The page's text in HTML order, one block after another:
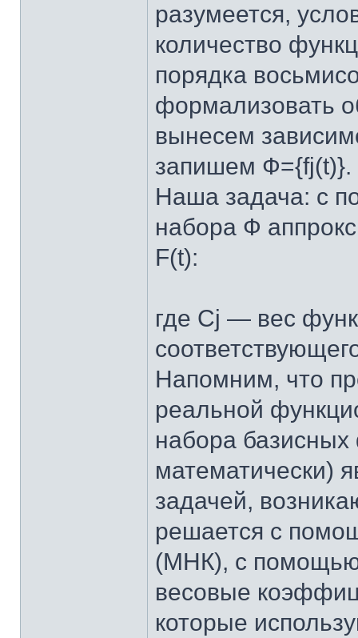
разумеется,
количество
порядка
формализовать
вынесем
запишем Ф={fj(t)}.
Наша задача: с
набора Ф
F(t):
где Cj — вес
Напомним, что
реальной
набора
математически)
задачей,
решается с
(МНК), с помощью
весовые
которые